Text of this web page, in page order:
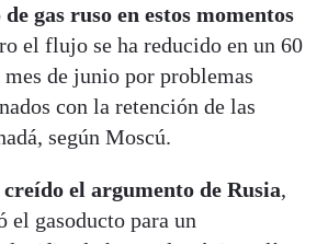
gas ruso en estos momentos
el flujo se ha reducido en un 60
de junio por problemas
con la retención de las
según Moscú.
el argumento de Rusia,
el gasoducto para un